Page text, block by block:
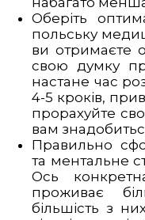
Оберіть
польську
ви отримаєте
свою думку
настане час
4-5 кроків,
прорахуйте
вам
Правильно
та ментальне
Ось
проживає
більшість з